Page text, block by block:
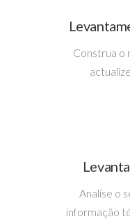
Construa o
Analise o
informação